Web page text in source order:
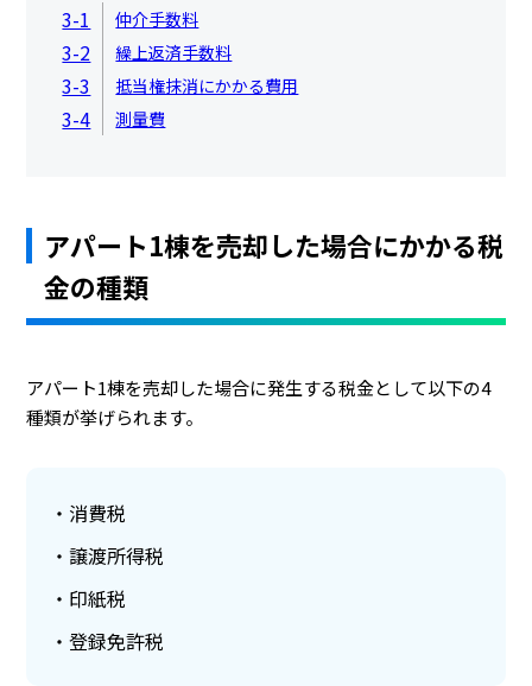
3-1 仲介手数料
3-2 繰上返済手数料
3-3 抵当権抹消にかかる費用
3-4 測量費
アパート1棟を売却した場合にかかる税
金の種類
アパート1棟を売却した場合に発生する税金として以下の4
種類が挙げられます。
消費税
譲渡所得税
印紙税
登録免許税